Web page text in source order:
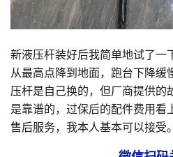
新液压杆装好后我简单地试了一
从最高点降到地面，跑台下降缓
压杆是自己换的，但厂商提供的
是靠谱的，过保后的配件费用看
售后服务，我本人基本可以接受。